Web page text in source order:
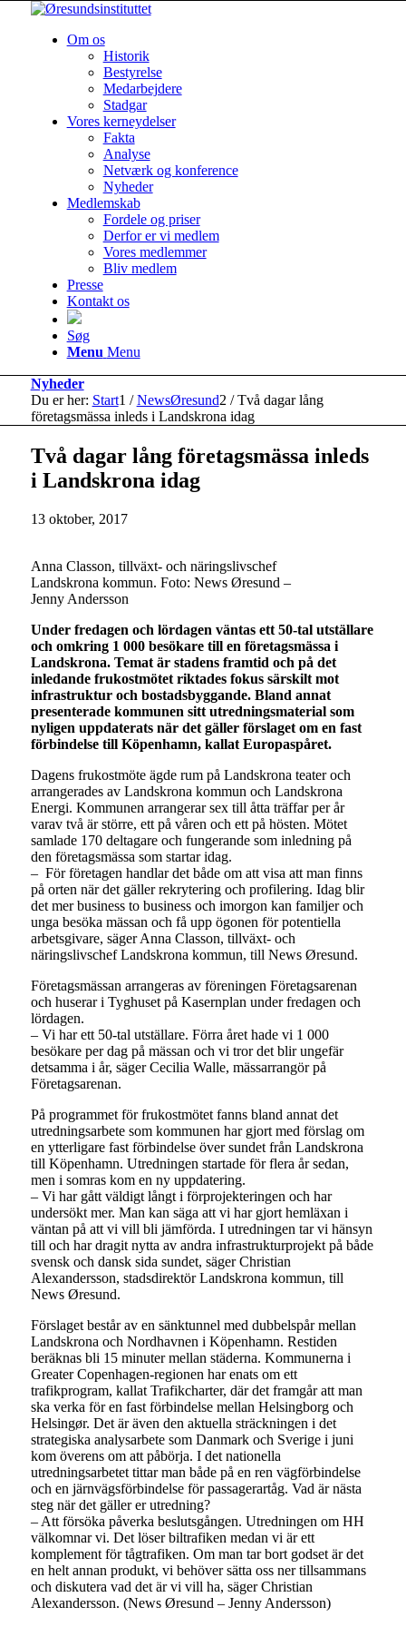
Om os
Historik
Bestyrelse
Medarbejdere
Stadgar
Vores kerneydelser
Fakta
Analyse
Netværk og konference
Nyheder
Medlemskab
Fordele og priser
Derfor er vi medlem
Vores medlemmer
Bliv medlem
Presse
Kontakt os
Søg
Menu Menu
Nyheder
Du er her: Start1 / NewsØresund2 / Två dagar lång
företagsmässa inleds i Landskrona idag
Två dagar lång företagsmässa inleds
i Landskrona idag
13 oktober, 2017
Anna Classon, tillväxt- och näringslivschef
Landskrona kommun. Foto: News Øresund –
Jenny Andersson
Under fredagen och lördagen väntas ett 50-tal utställare
och omkring 1 000 besökare till en företagsmässa i
Landskrona. Temat är stadens framtid och på det
inledande frukostmötet riktades fokus särskilt mot
infrastruktur och bostadsbyggande. Bland annat
presenterade kommunen sitt utredningsmaterial som
nyligen uppdaterats när det gäller förslaget om en fast
förbindelse till Köpenhamn, kallat Europaspåret.
Dagens frukostmöte ägde rum på Landskrona teater och
arrangerades av Landskrona kommun och Landskrona
Energi. Kommunen arrangerar sex till åtta träffar per år
varav två är större, ett på våren och ett på hösten. Mötet
samlade 170 deltagare och fungerande som inledning på
den företagsmässa som startar idag.
– För företagen handlar det både om att visa att man finns
på orten när det gäller rekrytering och profilering. Idag blir
det mer business to business och imorgon kan familjer och
unga besöka mässan och få upp ögonen för potentiella
arbetsgivare, säger Anna Classon, tillväxt- och
näringslivschef Landskrona kommun, till News Øresund.
Företagsmässan arrangeras av föreningen Företagsarenan
och huserar i Tyghuset på Kasernplan under fredagen och
lördagen.
– Vi har ett 50-tal utställare. Förra året hade vi 1 000
besökare per dag på mässan och vi tror det blir ungefär
detsamma i år, säger Cecilia Walle, mässarrangör på
Företagsarenan.
På programmet för frukostmötet fanns bland annat det
utredningsarbete som kommunen har gjort med förslag om
en ytterligare fast förbindelse över sundet från Landskrona
till Köpenhamn. Utredningen startade för flera år sedan,
men i somras kom en ny uppdatering.
– Vi har gått väldigt långt i förprojekteringen och har
undersökt mer. Man kan säga att vi har gjort hemläxan i
väntan på att vi vill bli jämförda. I utredningen tar vi hänsyn
till och har dragit nytta av andra infrastrukturprojekt på både
svensk och dansk sida sundet, säger Christian
Alexandersson, stadsdirektör Landskrona kommun, till
News Øresund.
Förslaget består av en sänktunnel med dubbelspår mellan
Landskrona och Nordhavnen i Köpenhamn. Restiden
beräknas bli 15 minuter mellan städerna. Kommunerna i
Greater Copenhagen-regionen har enats om ett
trafikprogram, kallat Trafikcharter, där det framgår att man
ska verka för en fast förbindelse mellan Helsingborg och
Helsingør. Det är även den aktuella sträckningen i det
strategiska analysarbete som Danmark och Sverige i juni
kom överens om att påbörja. I det nationella
utredningsarbetet tittar man både på en ren vägförbindelse
och en järnvägsförbindelse för passagerartåg. Vad är nästa
steg när det gäller er utredning?
– Att försöka påverka beslutsgången. Utredningen om HH
välkomnar vi. Det löser biltrafiken medan vi är ett
komplement för tågtrafiken. Om man tar bort godset är det
en helt annan produkt, vi behöver sätta oss ner tillsammans
och diskutera vad det är vi vill ha, säger Christian
Alexandersson. (News Øresund – Jenny Andersson)